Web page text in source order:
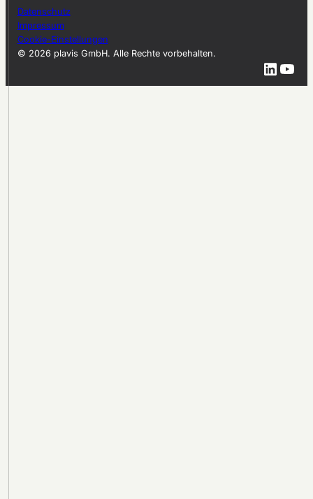
© 2026 plavis GmbH. Alle Rechte vorbehalten.
Datenschutz
Impressum
Cookie-Einstellungen